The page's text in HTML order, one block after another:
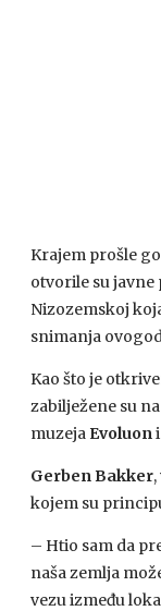
Krajem prošle
otvorile su javne
Nizozemskoj
snimanja
Kao što je
zabilježene su
muzeja Evoluon
Gerben Bakker
kojem su
– Htio sam da
naša zemlja
vezu između